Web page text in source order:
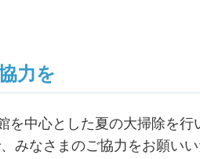
力を
を中心とした夏の大掃除を
みなさまのご協力をお願い